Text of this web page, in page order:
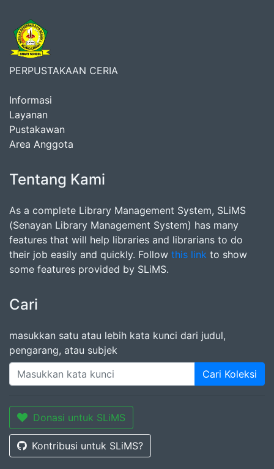
PERPUSTAKAAN CERIA
Informasi
Layanan
Pustakawan
Area Anggota
Tentang Kami
As a complete Library Management System, SLiMS
(Senayan Library Management System) has many
features that will help libraries and librarians to do
their job easily and quickly. Follow this link to show
some features provided by SLiMS.
Cari
masukkan satu atau lebih kata kunci dari judul,
pengarang, atau subjek
Cari Koleksi
Donasi untuk SLiMS
Kontribusi untuk SLiMS?